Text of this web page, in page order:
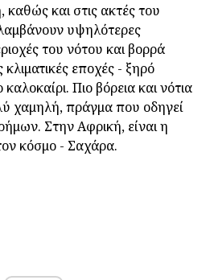
και στις ακτές του
υψηλότερες
του νότου και βορρά
κλιματικές εποχές - ξηρό
Πιο βόρεια και νότια
χαμηλή, πράγμα που οδηγεί
Στην Αφρική, είναι η
κόσμο - Σαχάρα.